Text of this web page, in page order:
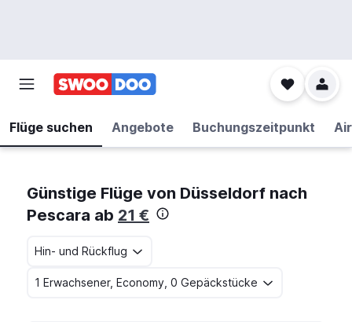
Flüge suchen Angebote Buchungszeitpunkt
Günstige Flüge von Düsseldorf nach
Pescara ab 21 €
Hin- und Rückflug
1 Erwachsener, Economy, 0 Gepäckstücke